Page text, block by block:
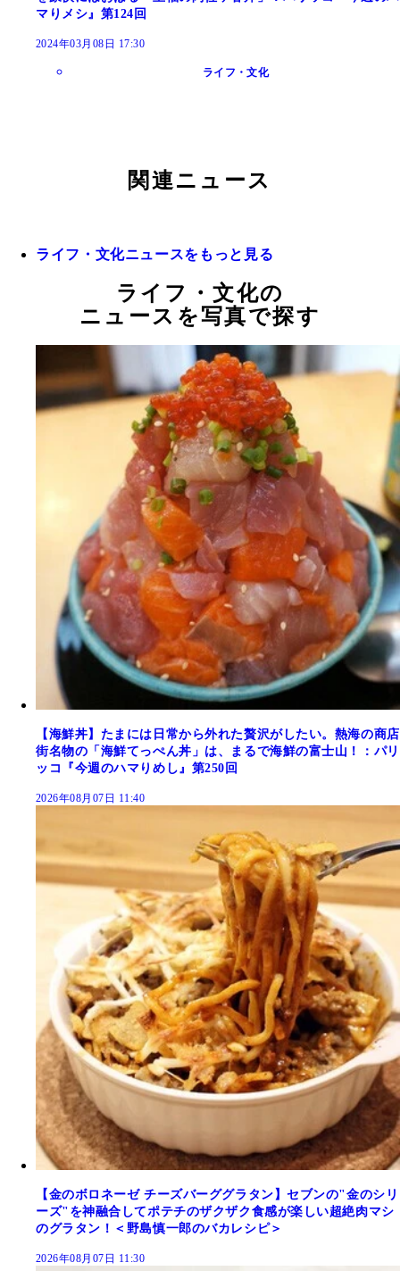
マりメシ』第124回
2024年03月08日 17:30
ライフ・文化
関連ニュース
ライフ・文化ニュースをもっと見る
ライフ・文化の
ニュースを写真で探す
【海鮮丼】たまには日常から外れた贅沢がしたい。熱海の商店
街名物の「海鮮てっぺん丼」は、まるで海鮮の富士山！：パリ
ッコ『今週のハマりめし』第250回
2026年08月07日 11:40
【金のボロネーゼ チーズバーググラタン】セブンの"金のシリ
ーズ"を神融合してポテチのザクザク食感が楽しい超絶肉マシ
のグラタン！＜野島慎一郎のバカレシピ＞
2026年08月07日 11:30